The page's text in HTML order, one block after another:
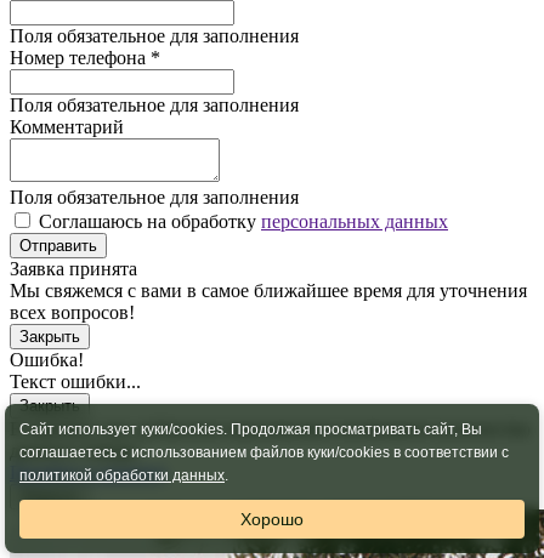
Поля обязательное для заполнения
Номер телефона *
Поля обязательное для заполнения
Комментарий
Поля обязательное для заполнения
Соглашаюсь на обработку персональных данных
Отправить
Заявка принята
Мы свяжемся с вами в самое ближайшее время для уточнения
всех вопросов!
Закрыть
Ошибка!
Текст ошибки...
Закрыть
В корзину уже добавлено максимально возможное количество
данного товара
Перейти в корзину
Закрыть
Сайт использует куки/cookies. Продолжая просматривать сайт, Вы
соглашаетесь с использованием файлов куки/cookies в соответствии с
политикой обработки данных.
Хорошо